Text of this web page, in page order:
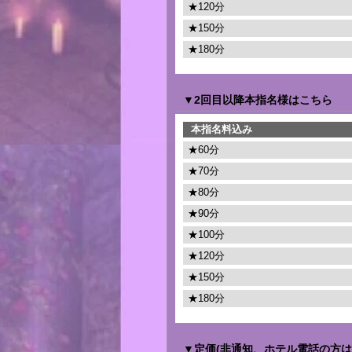
★120分
★150分
★180分
▼2回目以降本指名様はこちら
本指名料込み
★60分
★70分
★80分
★90分
★100分
★120分
★150分
★180分
▼定価(非通知、ホテル電話の方